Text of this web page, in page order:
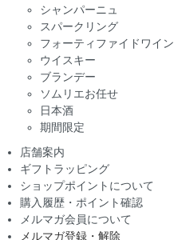
シャンパーニュ
スパークリング
フォーティファイドワイン
ウイスキー
ブランデー
ソムリエお任せ
日本酒
期間限定
店舗案内
ギフトラッピング
ショップポイントについて
購入履歴・ポイント確認
メルマガ会員について
メルマガ登録・解除